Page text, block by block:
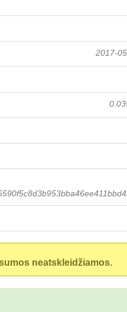
2017-
neatskleidžiamos.